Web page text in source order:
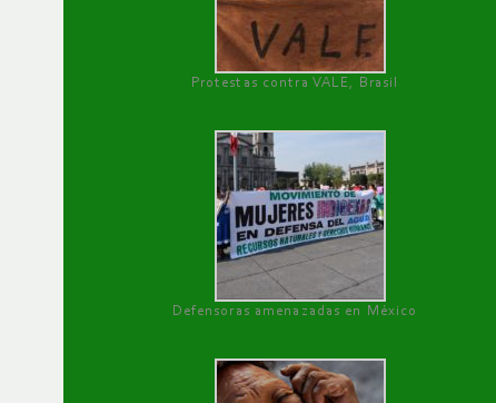
Protestas contra VALE, Brasil
Defensoras amenazadas en México